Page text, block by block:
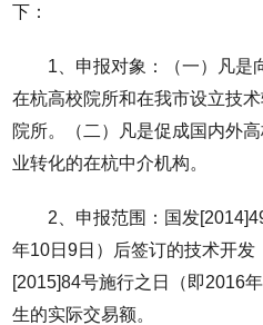
下：
1、申报对象：（一）凡是
在杭高校院所和在我市设立技
院所。（二）凡是促成国内外
业转化的在杭中介机构。
2、申报范围：国发
年10日9日）后签订的技术开发
[2015]84号施行之日（即2016
生的实际交易额。